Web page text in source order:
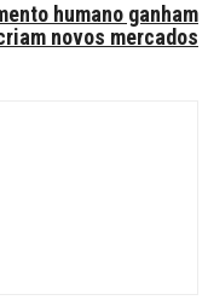
humano ganham
novos mercados